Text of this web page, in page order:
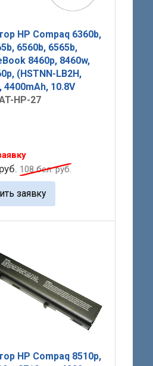
HP Compaq 6360b,
6560b, 6565b,
8460p, 8460w,
(HSTNN-LB2H,
4400mAh, 10.8V
HP-27
108бел. руб.
заявку
HP Compaq 8510p,